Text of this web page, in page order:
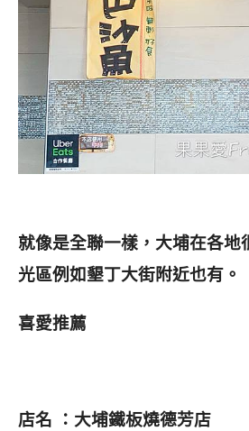
就像是全聯一樣，大埔在各地
光區例如墾丁大街附近也有。
喜愛推薦
店名 ：大埔鐵板燒德芳店